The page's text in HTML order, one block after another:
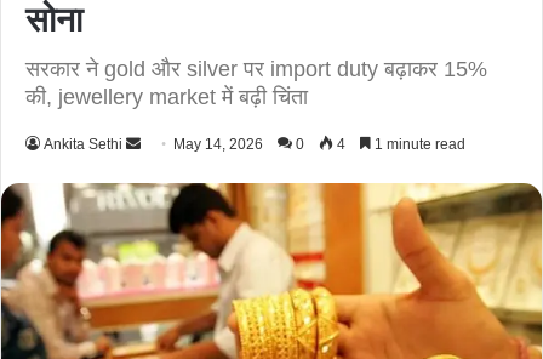
सोना
सरकार ने gold और silver पर import duty बढ़ाकर 15%
की, jewellery market में बढ़ी चिंता
Ankita Sethi
n
d
a
n
e
m
May 14, 2026 0 4 1 minute read